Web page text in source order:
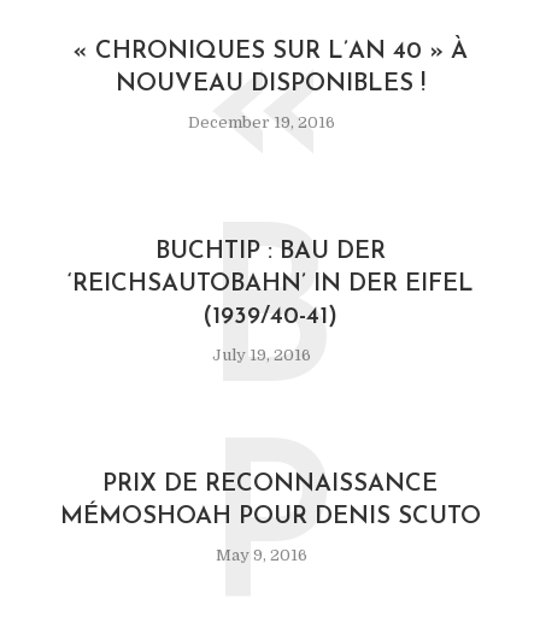
« CHRONIQUES SUR L’AN 40 » À
NOUVEAU DISPONIBLES !
December 19, 2016
«
BUCHTIP : BAU DER
‘REICHSAUTOBAHN’ IN DER EIFEL
(1939/40-41)
July 19, 2016
B
PRIX DE RECONNAISSANCE
MÉMOSHOAH POUR DENIS SCUTO
May 9, 2016
P